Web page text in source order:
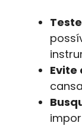
Evite